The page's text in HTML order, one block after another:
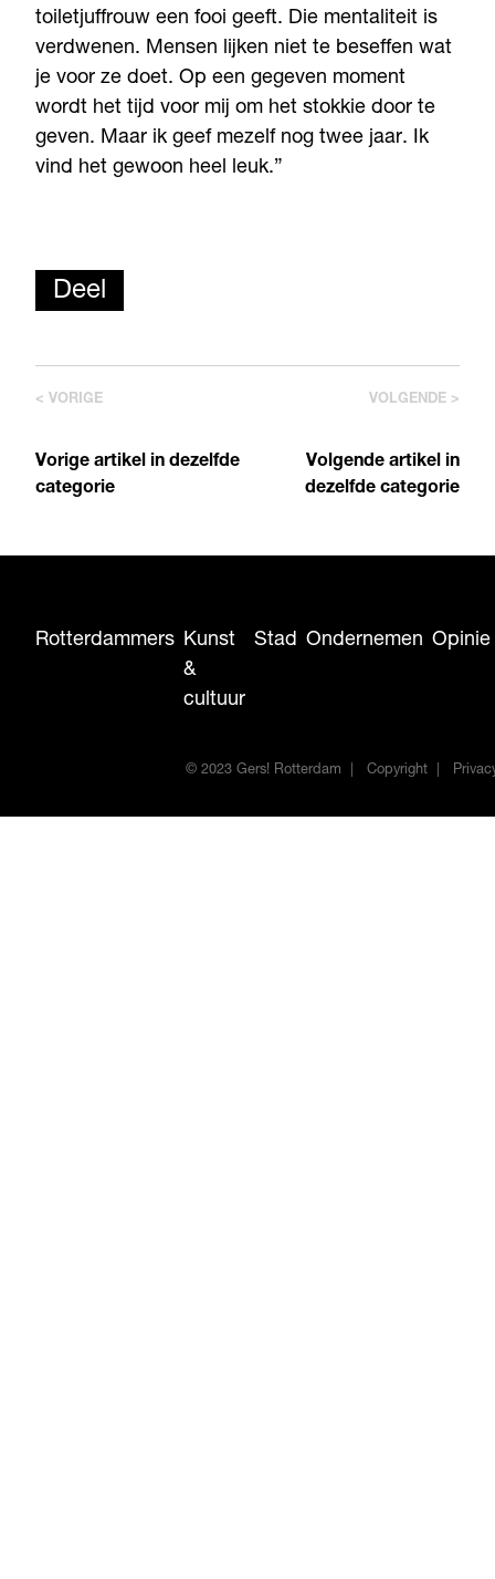
toiletjuffrouw een fooi geeft. Die mentaliteit is
verdwenen. Mensen lijken niet te beseffen wat
je voor ze doet. Op een gegeven moment
wordt het tijd voor mij om het stokkie door te
geven. Maar ik geef mezelf nog twee jaar. Ik
vind het gewoon heel leuk.”
Deel
< VORIGE
Vorige artikel in dezelfde
categorie
VOLGENDE >
Volgende artikel in
dezelfde categorie
Rotterdammers Kunst
&
cultuur
Stad Ondernemen Opinie
© 2023 Gers! Rotterdam Copyright